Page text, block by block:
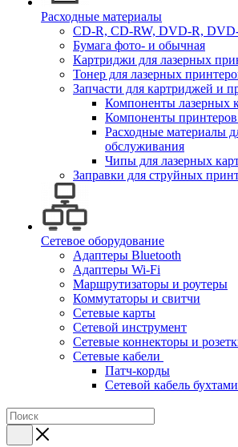
Расходные материалы
CD-R, CD-RW, DVD-R,
Бумага фото- и обычная
Картриджи для лазерных
Тонер для лазерных
Запчасти для картриджей и
Компоненты лазерных
Компоненты
Расходные материалы
обслуживания
Чипы для лазерных
Заправки для струйных
Сетевое оборудование
Адаптеры Bluetooth
Адаптеры Wi-Fi
Маршрутизаторы и роутеры
Коммутаторы и свитчи
Сетевые карты
Сетевой инструмент
Сетевые коннекторы и
Сетевые кабели
Патч-корды
Сетевой кабель